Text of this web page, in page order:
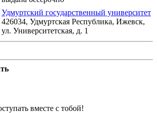
Удмуртский государственный университет
426034, Удмуртская Республика, Ижевск,
ул. Университетская, д. 1
вместе с тобой!